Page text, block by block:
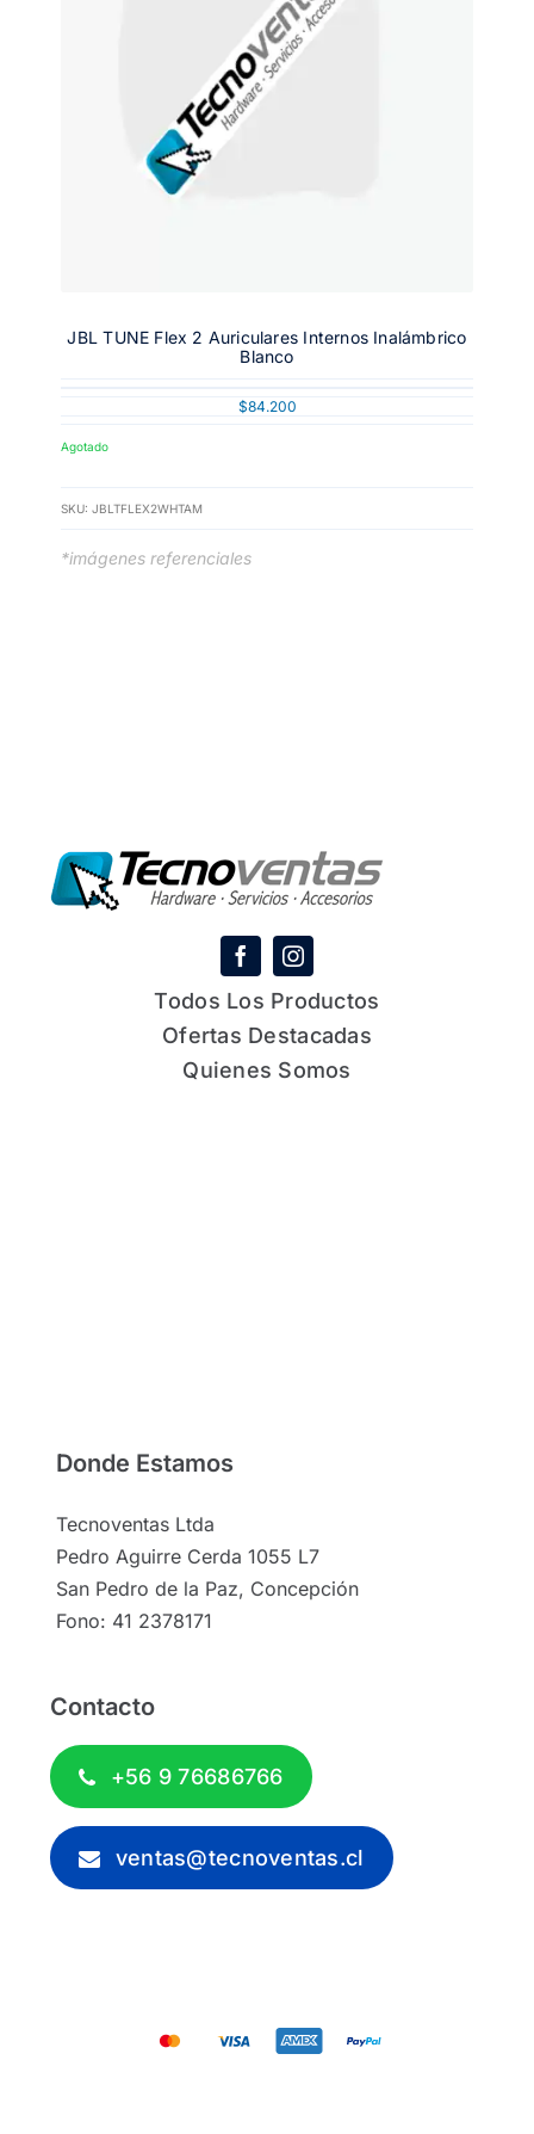
JBL TUNE Flex 2 Auriculares Internos Inalámbrico
Blanco
$84.200
Agotado
SKU: JBLTFLEX2WHTAM
*imágenes referenciales
Todos Los Productos
Ofertas Destacadas
Quienes Somos
Donde Estamos
Tecnoventas Ltda
Pedro Aguirre Cerda 1055 L7
San Pedro de la Paz, Concepción
Fono: 41 2378171
Contacto
+56 9 76686766
ventas@tecnoventas.cl